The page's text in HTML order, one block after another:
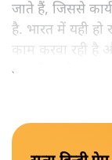
जाते हैं, जिससे
है. भारत में यही हो
काम करवा रही है
कानूनी रास्ते बहुत